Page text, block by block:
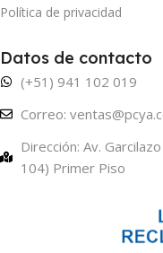
Política de privacidad
Datos de contacto
(+51) 941 102 019
Correo:
Dirección: Av.
104) Primer Piso